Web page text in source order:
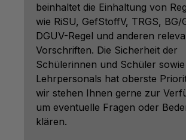
beinhaltet die Einhaltung von
wie RiSU, GefStoffV, TRGS, BG/
DGUV-Regel und anderen
Vorschriften. Die Sicherheit der
Schülerinnen und Schüler sowie
Lehrpersonals hat oberste
wir stehen Ihnen gerne zur
um eventuelle Fragen oder
klären.